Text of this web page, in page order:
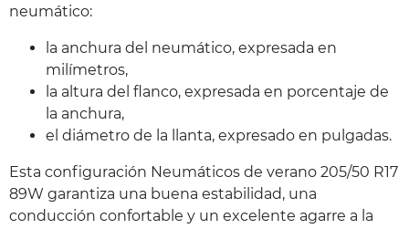
neumático:
la anchura del neumático, expresada en
milímetros,
la altura del flanco, expresada en porcentaje de
la anchura,
el diámetro de la llanta, expresado en pulgadas.
Esta configuración Neumáticos de verano 205/50 R17
89W garantiza una buena estabilidad, una
conducción confortable y un excelente agarre a la